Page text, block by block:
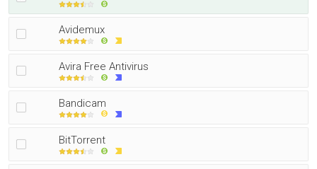
Avidemux
Avira Free Antivirus
Bandicam
BitTorrent